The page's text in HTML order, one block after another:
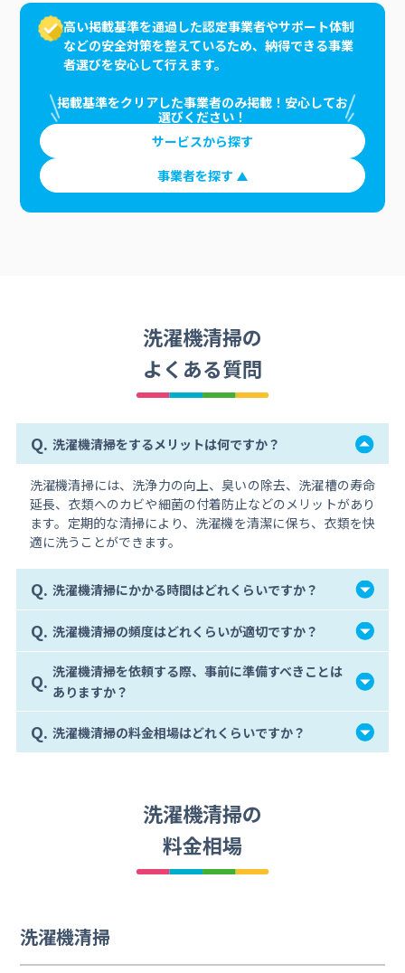
高い掲載基準を通過した認定事業者やサポート体制
などの安全対策を整えているため、納得できる事業
者選びを安心して行えます。
掲載基準をクリアした事業者のみ掲載！安心してお
選びください！
サービスから探す
事業者を探す
洗濯機清掃の
よくある質問
Q. 洗濯機清掃をするメリットは何ですか？
洗濯機清掃には、洗浄力の向上、臭いの除去、洗濯槽の寿命
延長、衣類へのカビや細菌の付着防止などのメリットがあり
ます。定期的な清掃により、洗濯機を清潔に保ち、衣類を快
適に洗うことができます。
Q. 洗濯機清掃にかかる時間はどれくらいですか？
Q. 洗濯機清掃の頻度はどれくらいが適切ですか？
Q. 洗濯機清掃を依頼する際、事前に準備すべきことは
ありますか？
Q. 洗濯機清掃の料金相場はどれくらいですか？
洗濯機清掃の
料金相場
洗濯機清掃